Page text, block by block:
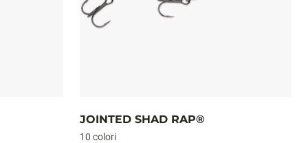
JOINTED SHAD RAP®
10 colori